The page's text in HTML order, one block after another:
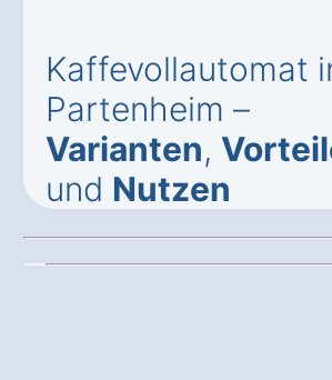
Kaffevollautomat
Partenheim –
Varianten,
und Nutzen